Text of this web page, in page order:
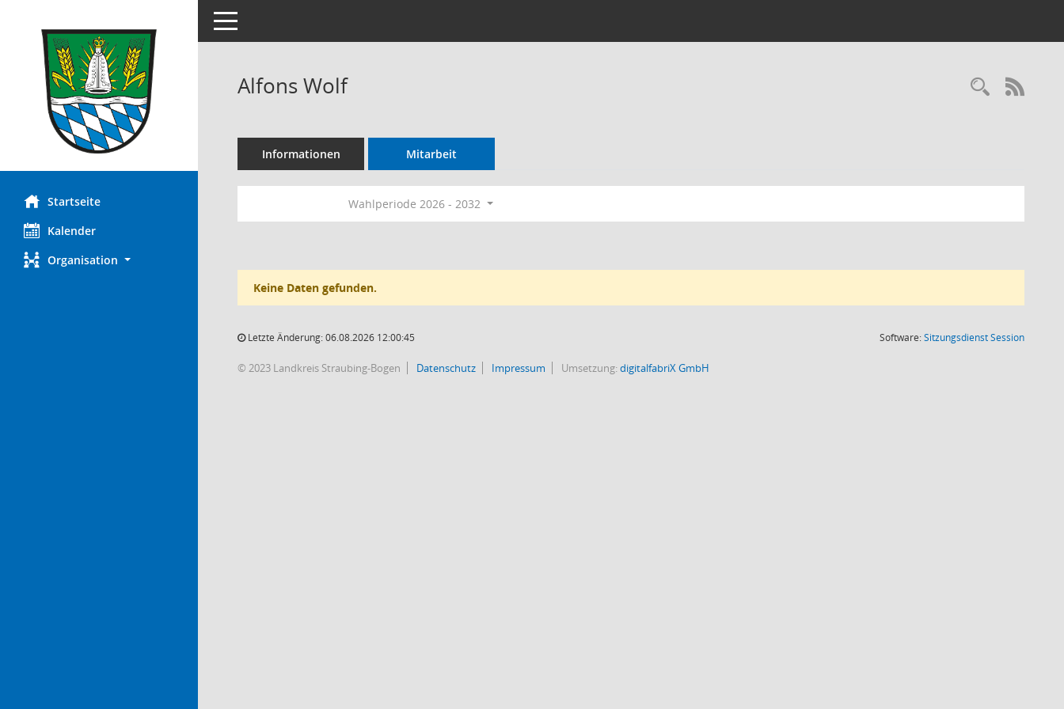
Startseite
Kalender
Organisation
Toggle navigation
Alfons Wolf
Informationen Mitarbeit
Wahlperiode 2026 - 2032
Keine Daten gefunden.
Letzte Änderung: 06.08.2026 12:00:45 Software:SitzungsdienstSession(Wird in
© 2023 Landkreis Straubing-Bogen Datenschutz Impressum Umsetzung:digitalfabriX GmbH